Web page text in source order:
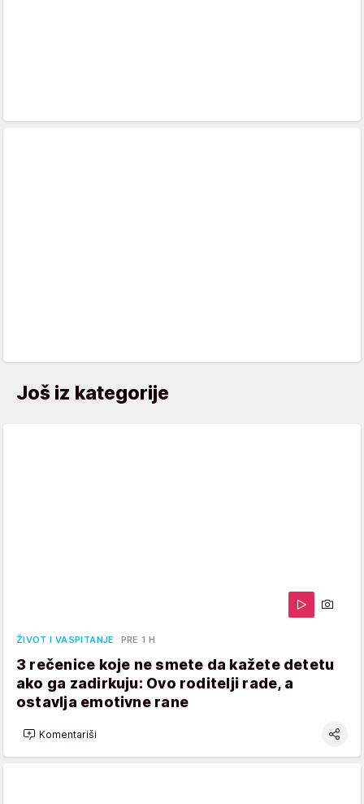
Još iz kategorije
ŽIVOT I VASPITANJE PRE 1 H
3 rečenice koje ne smete da kažete detetu
ako ga zadirkuju: Ovo roditelji rade, a
ostavlja emotivne rane
Komentariši